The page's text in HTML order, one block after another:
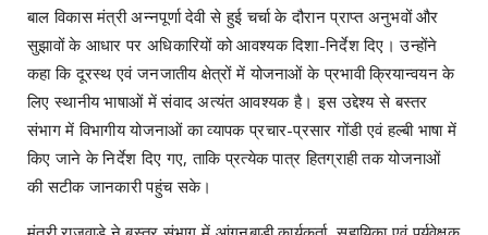
बाल विकास मंत्री अन्नपूर्णा देवी से हुई चर्चा के दौरान प्राप्त अनुभवों और
सुझावों के आधार पर अधिकारियों को आवश्यक दिशा-निर्देश दिए। उन्होंने
कहा कि दूरस्थ एवं जनजातीय क्षेत्रों में योजनाओं के प्रभावी क्रियान्वयन के
लिए स्थानीय भाषाओं में संवाद अत्यंत आवश्यक है। इस उद्देश्य से बस्तर
संभाग में विभागीय योजनाओं का व्यापक प्रचार-प्रसार गोंडी एवं हल्बी भाषा में
किए जाने के निर्देश दिए गए, ताकि प्रत्येक पात्र हितग्राही तक योजनाओं
की सटीक जानकारी पहुंच सके।